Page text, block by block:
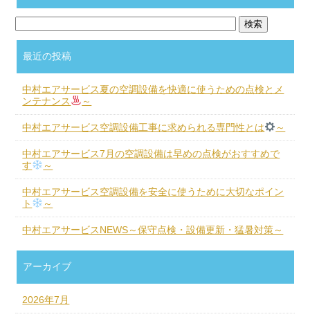
最近の投稿
中村エアサービス夏の空調設備を快適に使うための点検とメ
ンテナンス
～
中村エアサービス空調設備工事に求められる専門性とは ～
中村エアサービス7月の空調設備は早めの点検がおすすめで
す
～
中村エアサービス空調設備を安全に使うために大切なポイン
ト
～
中村エアサービスNEWS～保守点検・設備更新・猛暑対策～
アーカイブ
2026年7月